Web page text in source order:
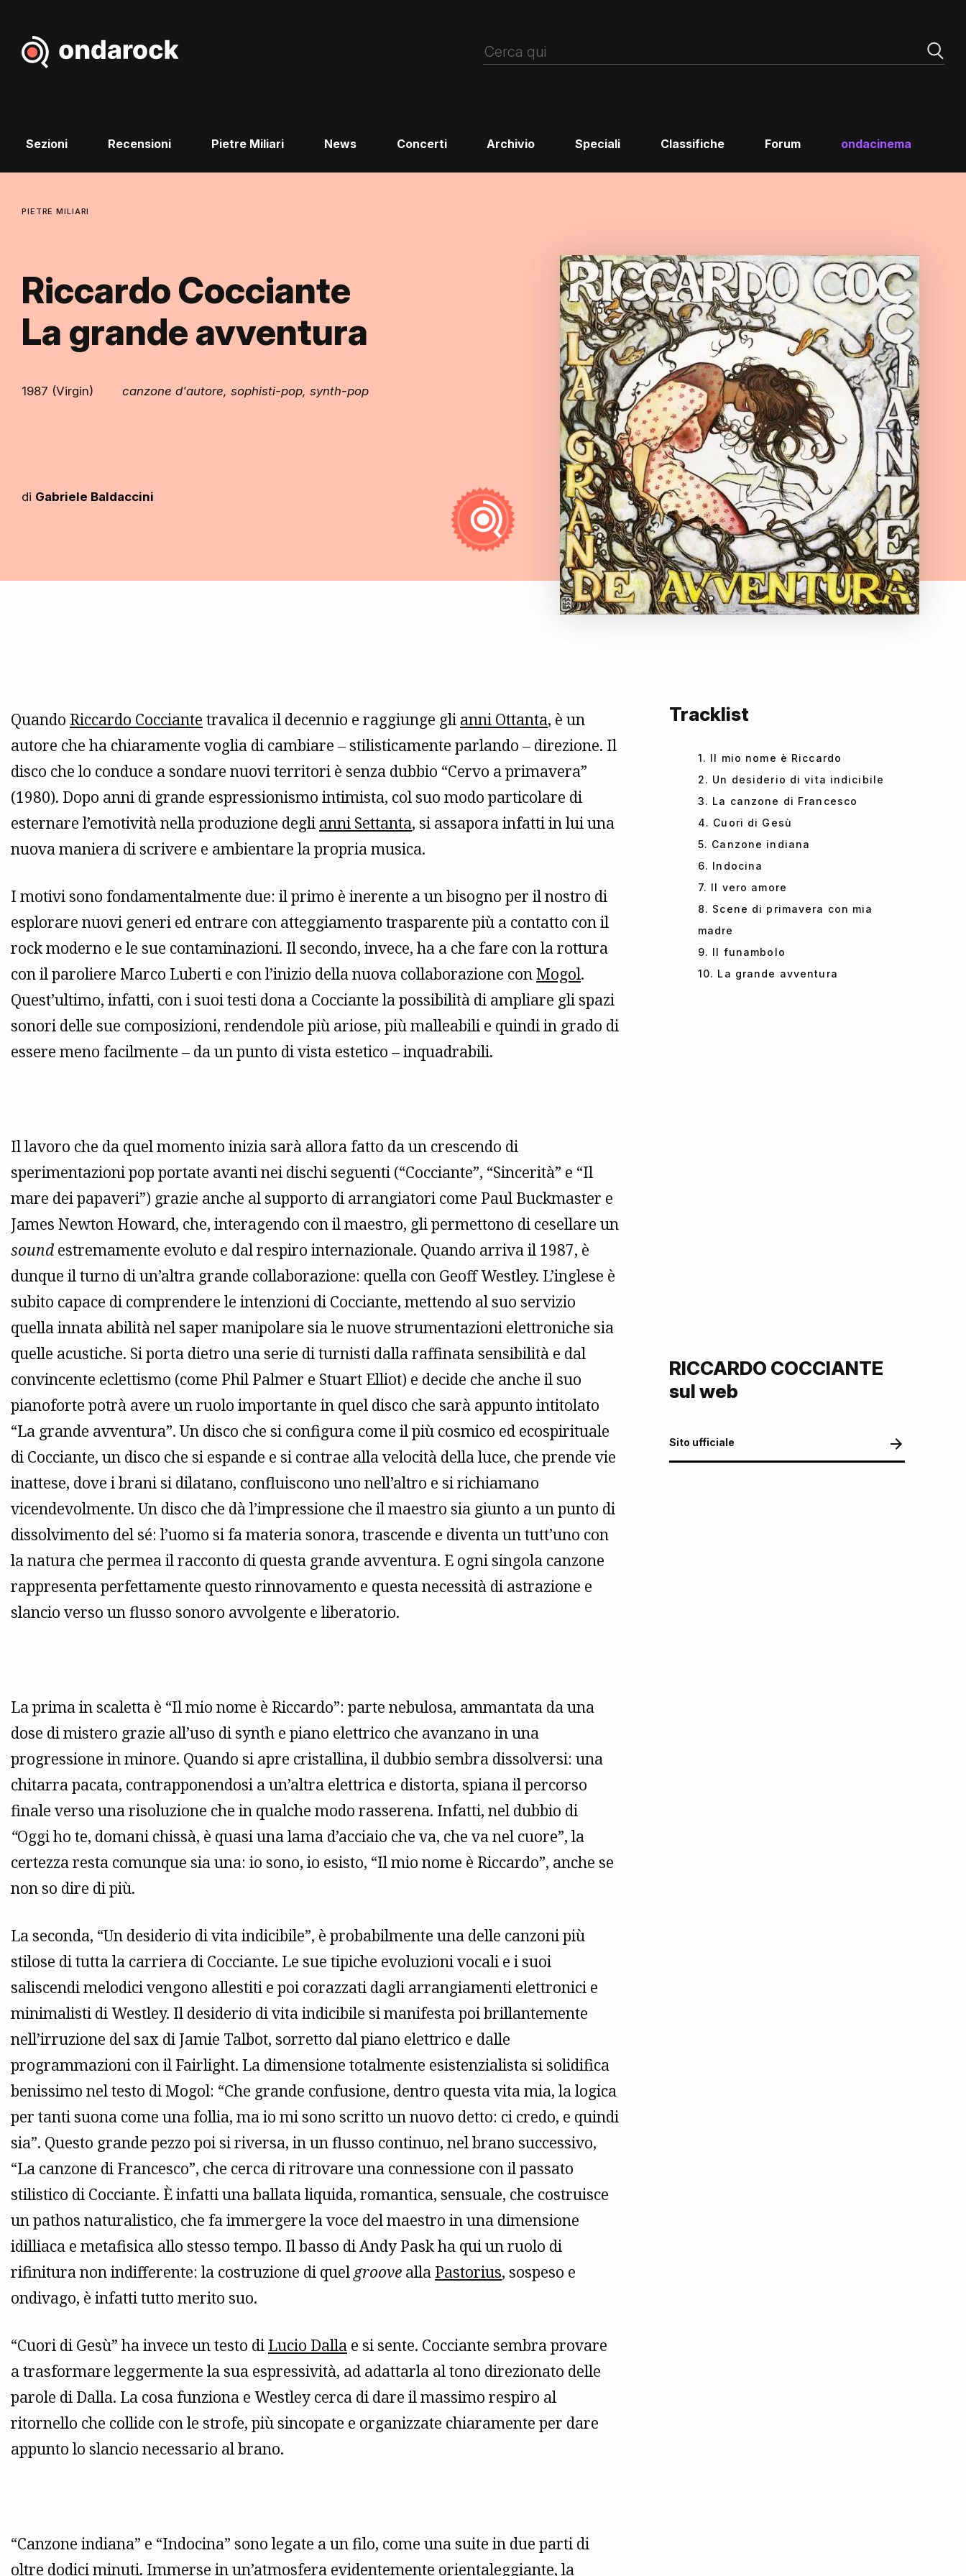
Sezioni Recensioni Pietre Miliari News Concerti Archivio Speciali Classifiche Forum ondacinema
PIETRE MILIARI
Riccardo Cocciante
La grande avventura
1987 (Virgin) canzone d'autore, sophisti-pop, synth-pop
di Gabriele Baldaccini
Quando Riccardo Cocciante travalica il decennio e raggiunge gli anni Ottanta, è un
autore che ha chiaramente voglia di cambiare – stilisticamente parlando – direzione. Il
disco che lo conduce a sondare nuovi territori è senza dubbio “Cervo a primavera”
(1980). Dopo anni di grande espressionismo intimista, col suo modo particolare di
esternare l’emotività nella produzione degli anni Settanta, si assapora infatti in lui una
nuova maniera di scrivere e ambientare la propria musica.
I motivi sono fondamentalmente due: il primo è inerente a un bisogno per il nostro di
esplorare nuovi generi ed entrare con atteggiamento trasparente più a contatto con il
rock moderno e le sue contaminazioni. Il secondo, invece, ha a che fare con la rottura
con il paroliere Marco Luberti e con l’inizio della nuova collaborazione conMogol.
Quest’ultimo, infatti, con i suoi testi dona a Cocciante la possibilità di ampliare gli spazi
sonori delle sue composizioni, rendendole più ariose, più malleabili e quindi in grado di
essere meno facilmente – da un punto di vista estetico – inquadrabili.
Il lavoro che da quel momento inizia sarà allora fatto da un crescendo di
sperimentazioni pop portate avanti nei dischi seguenti (“Cocciante”, “Sincerità” e “Il
mare dei papaveri”) grazie anche al supporto di arrangiatori come Paul Buckmaster e
James Newton Howard, che, interagendo con il maestro, gli permettono di cesellare un
soundestremamente evoluto e dal respiro internazionale. Quando arriva il 1987, è
dunque il turno di un’altra grande collaborazione: quella con Geoff Westley. L’inglese è
subito capace di comprendere le intenzioni di Cocciante, mettendo al suo servizio
quella innata abilità nel saper manipolare sia le nuove strumentazioni elettroniche sia
quelle acustiche. Si porta dietro una serie di turnisti dalla raffinata sensibilità e dal
convincente eclettismo (come Phil Palmer e Stuart Elliot) e decide che anche il suo
pianoforte potrà avere un ruolo importante in quel disco che sarà appunto intitolato
“La grande avventura”. Un disco che si configura come il più cosmico ed ecospirituale
di Cocciante, un disco che si espande e si contrae alla velocità della luce, che prende vie
inattese, dove i brani si dilatano, confluiscono uno nell’altro e si richiamano
vicendevolmente. Un disco che dà l’impressione che il maestro sia giunto a un punto di
dissolvimento del sé: l’uomo si fa materia sonora, trascende e diventa un tutt’uno con
la natura che permea il racconto di questa grande avventura. E ogni singola canzone
rappresenta perfettamente questo rinnovamento e questa necessità di astrazione e
slancio verso un flusso sonoro avvolgente e liberatorio.
La prima in scaletta è “Il mio nome è Riccardo”: parte nebulosa, ammantata da una
dose di mistero grazie all’uso di synth e piano elettrico che avanzano in una
progressione in minore. Quando si apre cristallina, il dubbio sembra dissolversi: una
chitarra pacata, contrapponendosi a un’altra elettrica e distorta, spiana il percorso
finale verso una risoluzione che in qualche modo rasserena. Infatti, nel dubbio di
“Oggi ho te, domani chissà, è quasi una lama d’acciaio che va, che va nel cuore”, la
certezza resta comunque sia una: io sono, io esisto, “Il mio nome è Riccardo”, anche se
non so dire di più.
La seconda, “Un desiderio di vita indicibile”, è probabilmente una delle canzoni più
stilose di tutta la carriera di Cocciante. Le sue tipiche evoluzioni vocali e i suoi
saliscendi melodici vengono allestiti e poi corazzati dagli arrangiamenti elettronici e
minimalisti di Westley. Il desiderio di vita indicibile si manifesta poi brillantemente
nell’irruzione del sax di Jamie Talbot, sorretto dal piano elettrico e dalle
programmazioni con il Fairlight. La dimensione totalmente esistenzialista si solidifica
benissimo nel testo di Mogol: “Che grande confusione, dentro questa vita mia, la logica
per tanti suona come una follia, ma io mi sono scritto un nuovo detto: ci credo, e quindi
sia”. Questo grande pezzo poi si riversa, in un flusso continuo, nel brano successivo,
“La canzone di Francesco”, che cerca di ritrovare una connessione con il passato
stilistico di Cocciante. È infatti una ballata liquida, romantica, sensuale, che costruisce
un pathos naturalistico, che fa immergere la voce del maestro in una dimensione
idilliaca e metafisica allo stesso tempo. Il basso di Andy Pask ha qui un ruolo di
rifinitura non indifferente: la costruzione di quelgroove alla Pastorius, sospeso e
ondivago, è infatti tutto merito suo.
“Cuori di Gesù” ha invece un testo di Lucio Dalla e si sente. Cocciante sembra provare
a trasformare leggermente la sua espressività, ad adattarla al tono direzionato delle
parole di Dalla. La cosa funziona e Westley cerca di dare il massimo respiro al
ritornello che collide con le strofe, più sincopate e organizzate chiaramente per dare
appunto lo slancio necessario al brano.
“Canzone indiana” e “Indocina” sono legate a un filo, come una suite in due parti di
oltre dodici minuti. Immerse in un’atmosfera evidentemente orientaleggiante, la
Tracklist
1. Il mio nome è Riccardo
2. Un desiderio di vita indicibile
3. La canzone di Francesco
4. Cuori di Gesù
5. Canzone indiana
6. Indocina
7. Il vero amore
8. Scene di primavera con mia
madre
9. Il funambolo
10. La grande avventura
RICCARDO COCCIANTE
sul web
Sito ufficiale